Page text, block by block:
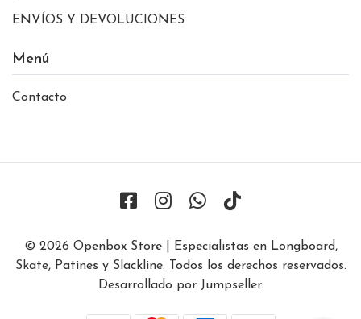
ENVÍOS Y DEVOLUCIONES
Menú
Contacto
© 2026 Openbox Store | Especialistas en Longboard,
Skate, Patines y Slackline. Todos los derechos reservados.
Desarrollado por Jumpseller.